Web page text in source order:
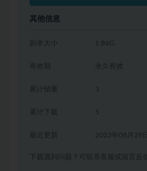
其他信息
剧本大小 1.86G
有效期 永久有效
累计销量 3
累计下载 5
2023年08月29日
下载遇到问题？可联系客服或留言反馈